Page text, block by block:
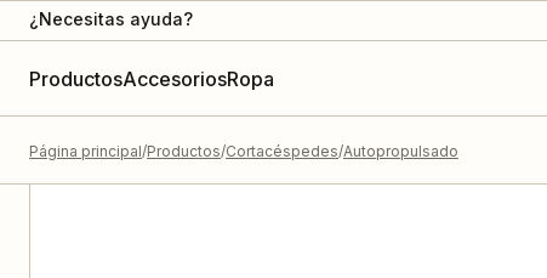
¿Necesitas ayuda?
ProductosAccesoriosRopa
Página principal Productos Cortacéspedes Autopropulsado